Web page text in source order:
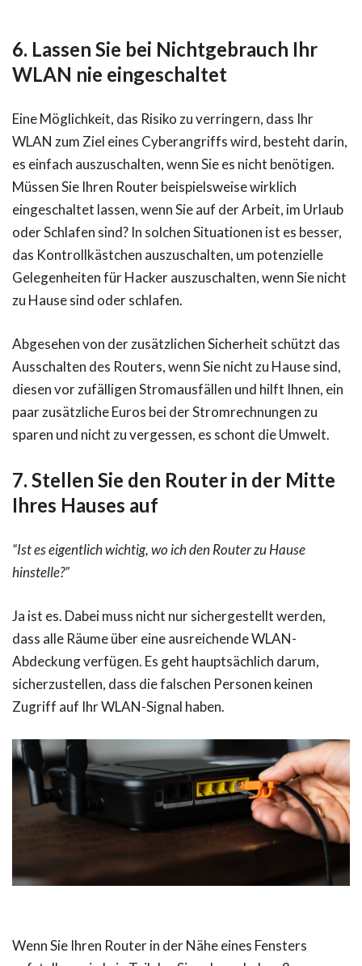
6. Lassen Sie bei Nichtgebrauch Ihr
WLAN nie eingeschaltet
Eine Möglichkeit, das Risiko zu verringern, dass Ihr
WLAN zum Ziel eines Cyberangriffs wird, besteht darin,
es einfach auszuschalten, wenn Sie es nicht benötigen.
Müssen Sie Ihren Router beispielsweise wirklich
eingeschaltet lassen, wenn Sie auf der Arbeit, im Urlaub
oder Schlafen sind? In solchen Situationen ist es besser,
das Kontrollkästchen auszuschalten, um potenzielle
Gelegenheiten für Hacker auszuschalten, wenn Sie nicht
zu Hause sind oder schlafen.
Abgesehen von der zusätzlichen Sicherheit schützt das
Ausschalten des Routers, wenn Sie nicht zu Hause sind,
diesen vor zufälligen Stromausfällen und hilft Ihnen, ein
paar zusätzliche Euros bei der Stromrechnungen zu
sparen und nicht zu vergessen, es schont die Umwelt.
7. Stellen Sie den Router in der Mitte
Ihres Hauses auf
“Ist es eigentlich wichtig, wo ich den Router zu Hause
hinstelle?”
Ja ist es. Dabei muss nicht nur sichergestellt werden,
dass alle Räume über eine ausreichende WLAN-
Abdeckung verfügen. Es geht hauptsächlich darum,
sicherzustellen, dass die falschen Personen keinen
Zugriff auf Ihr WLAN-Signal haben.
Wenn Sie Ihren Router in der Nähe eines Fensters